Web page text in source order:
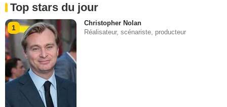
Top stars du jour
1
Christopher Nolan
Réalisateur, scénariste, producteur